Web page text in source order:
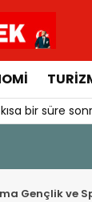
bir süre
Gençlik ve